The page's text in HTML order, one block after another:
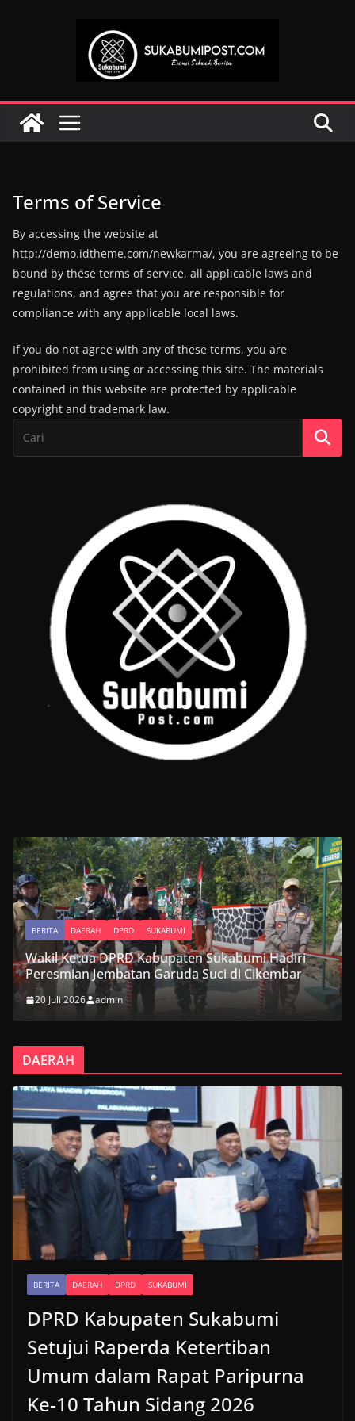
Terms of Service
By accessing the website at
http://demo.idtheme.com/newkarma/, you are agreeing to be
bound by these terms of service, all applicable laws and
regulations, and agree that you are responsible for
compliance with any applicable local laws.
If you do not agree with any of these terms, you are
prohibited from using or accessing this site. The materials
contained in this website are protected by applicable
copyright and trademark law.
BERITA DAERAH DPRD SUKABUMI
Wakil Ketua DPRD Kabupaten Sukabumi Hadiri
Peresmian Jembatan Garuda Suci di Cikembar
20 Juli 2026 admin
DAERAH
BERITA DAERAH DPRD SUKABUMI
DPRD Kabupaten Sukabumi
Setujui Raperda Ketertiban
Umum dalam Rapat Paripurna
Ke-10 Tahun Sidang 2026